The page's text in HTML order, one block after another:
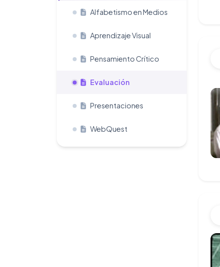
Alfabetismo en Medios
Aprendizaje Visual
Pensamiento Crítico
Evaluación
Presentaciones
WebQuest